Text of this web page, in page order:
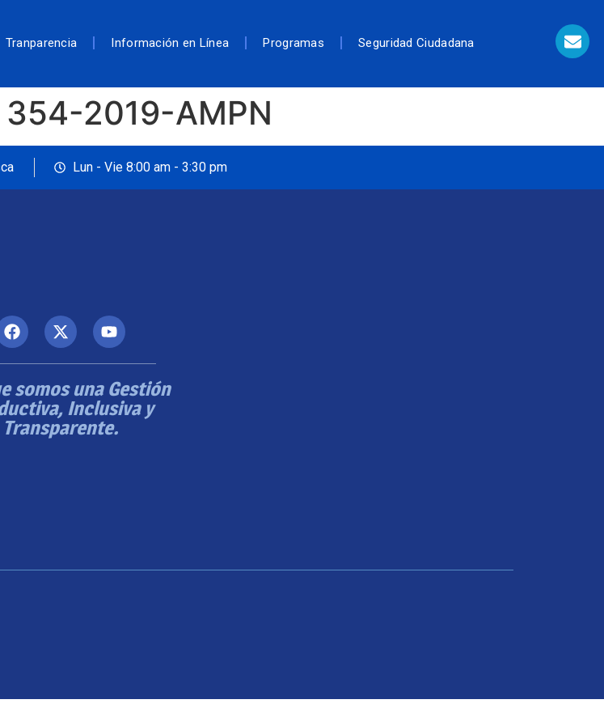
Tranparencia Información en Línea Programas Seguridad Ciudadana
354-2019-AMPN
Lun - Vie 8:00 am - 3:30 pm
somos una Gestión
Inclusiva y
Transparente.